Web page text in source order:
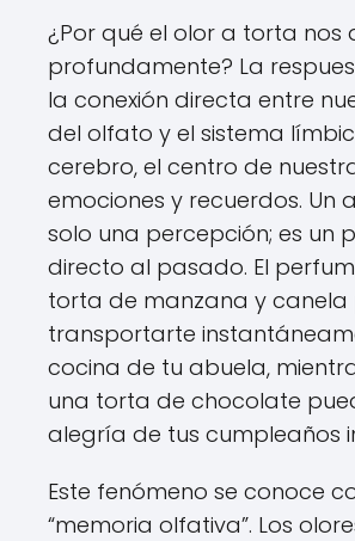
¿Por qué el olor a torta
profundamente? La
la conexión directa entre
del olfato y el sistema
cerebro, el centro de
emociones y recuerdos. Un
solo una percepción; es un
directo al pasado. El
torta de manzana y canela
transportarte
cocina de tu abuela,
una torta de chocolate
alegría de tus cumpleaños
Este fenómeno se conoce
“memoria olfativa”. Los